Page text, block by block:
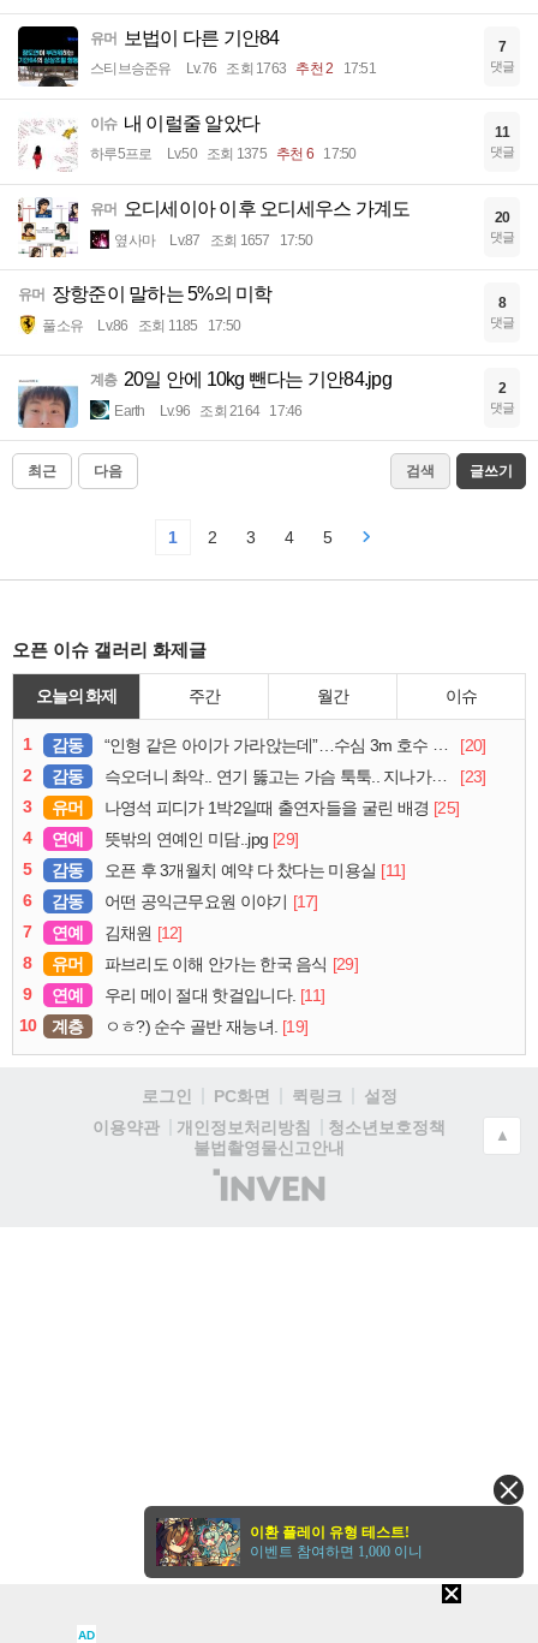
유머 보법이 다른 기안84
스티브승준유 Lv.76 조회 1763 추천 2 17:51
7
댓글
이슈 내 이럴줄 알았다
하루5프로 Lv.50 조회 1375 추천 6 17:50
11
댓글
유머 오디세이아 이후 오디세우스 가계도
옆사마 Lv.87 조회 1657 17:50
20
댓글
유머 장항준이 말하는 5%의 미학
풀소유 Lv.86 조회 1185 17:50
8
댓글
계층 20일 안에 10kg 뺀다는 기안84.jpg
Earth Lv.96 조회 2164 17:46
2
댓글
최근 다음 검색 글쓰기
1 2 3 4 5
오픈 이슈 갤러리 화제글
오늘의 화제 주간 월간 이슈
1 감동 “인형 같은 아이가 가라앉는데”…수심 3m 호수 뛰어든 60대 의인
[20]
2
감동 슥오더니 촤악.. 연기 뚫고는 가슴 툭툭.. 지나가던 아재의 정체
[23]
3
유머 나영석 피디가 1박2일때 출연자들을 굴린 배경 [25]
4
연예 뜻밖의 연예인 미담..jpg [29]
5
감동 오픈 후 3개월치 예약 다 찼다는 미용실 [11]
6
감동 어떤 공익근무요원 이야기 [17]
7
연예 김채원 [12]
8
유머 파브리도 이해 안가는 한국 음식 [29]
9
연예 우리 메이 절대 핫걸입니다. [11]
10
계층 ㅇㅎ?) 순수 골반 재능녀. [19]
로그인 PC화면 퀵링크
설정
이용약관
개인정보처리방침
청소년보호정책
불법촬영물신고안내
(주)
인
▲
AD
이환 플레이 유형 테스트!
이벤트 참여하면 1,000 이니